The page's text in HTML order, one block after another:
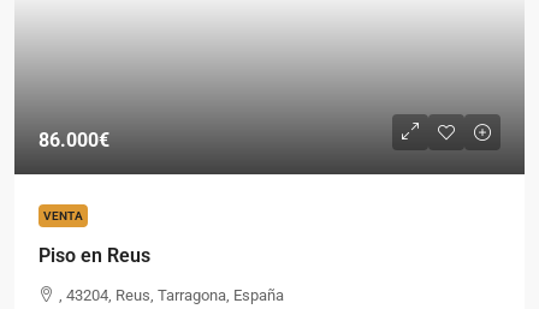
86.000€
VENTA
Piso en Reus
, 43204, Reus, Tarragona, España